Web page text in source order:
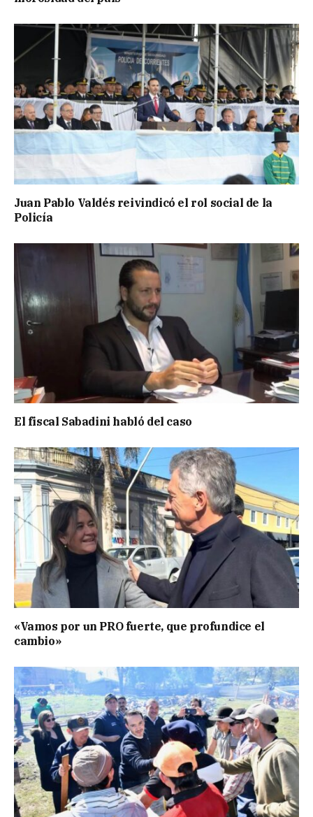
Juan Pablo Valdés reivindicó el rol social de la
Policía
El fiscal Sabadini habló del caso
«Vamos por un PRO fuerte, que profundice el
cambio»